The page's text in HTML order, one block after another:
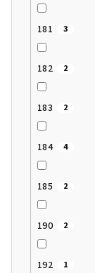
181 3
182 2
183 2
184 4
185 2
190 2
192 1